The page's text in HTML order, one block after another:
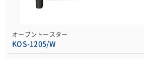
オーブントースター
KOS-1205/W